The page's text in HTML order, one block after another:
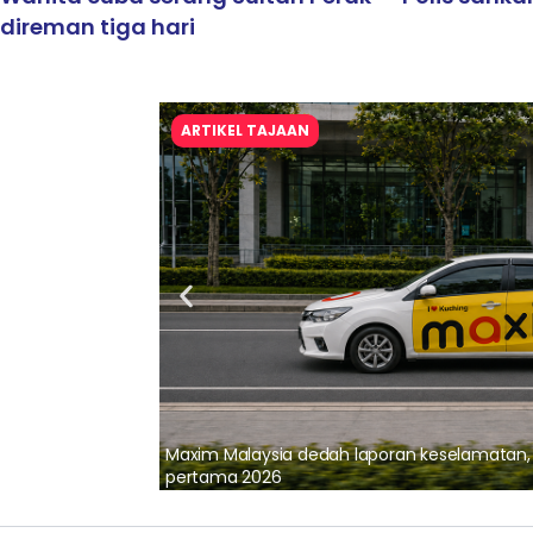
direman tiga hari
ARTIKEL TAJAAN
Maxim Malaysia dedah laporan
pertama 2026